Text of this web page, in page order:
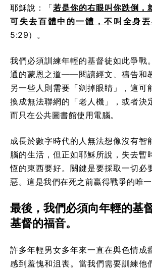
耶穌說：「若是你的右眼叫你跌倒，
可失去百體中的一體，不叫全身丟
5:29）。
我們必須訓練年輕的基督徒如此爭戰
通的蒙恩之道——閱讀經文、禱告和
另一些人則需要「剜掉眼睛」，這可
換成無法聯網的「老人機」，或者決
而只在公共圖書館使用電腦。
成長於數字時代的人無法想像沒有智
腦的生活，但正如耶穌所說，失去暫
恆的東西要好。關鍵是要採取一切必
惡。這是我們在死之前贏得戰爭的唯一
最後，我們必須向年輕的基
基督的福音。
許多年輕男女多年來一直在與色情成
感到羞愧和沮喪。當我們需要訓練他